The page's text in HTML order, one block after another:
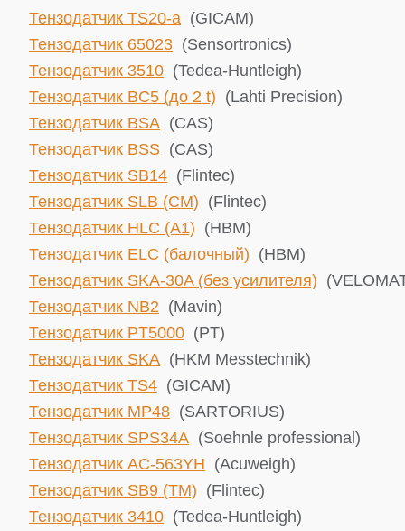
Тензодатчик TS20-a (GICAM)
Тензодатчик 65023 (Sensortronics)
Тензодатчик 3510 (Tedea-Huntleigh)
Тензодатчик BC5 (до 2 t) (Lahti Precision)
Тензодатчик BSA (CAS)
Тензодатчик BSS (CAS)
Тензодатчик SB14 (Flintec)
Тензодатчик SLB (CM) (Flintec)
Тензодатчик HLC (A1) (HBM)
Тензодатчик ELC (балочный) (HBM)
Тензодатчик SKA-30A (без усилителя)
Тензодатчик NB2 (Mavin)
Тензодатчик PT5000 (PT)
Тензодатчик SKA (HKM Messtechnik)
Тензодатчик TS4 (GICAM)
Тензодатчик MP48 (SARTORIUS)
Тензодатчик SPS34A (Soehnle professional)
Тензодатчик AC-563YH (Acuweigh)
Тензодатчик SB9 (TM) (Flintec)
Тензодатчик 3410 (Tedea-Huntleigh)